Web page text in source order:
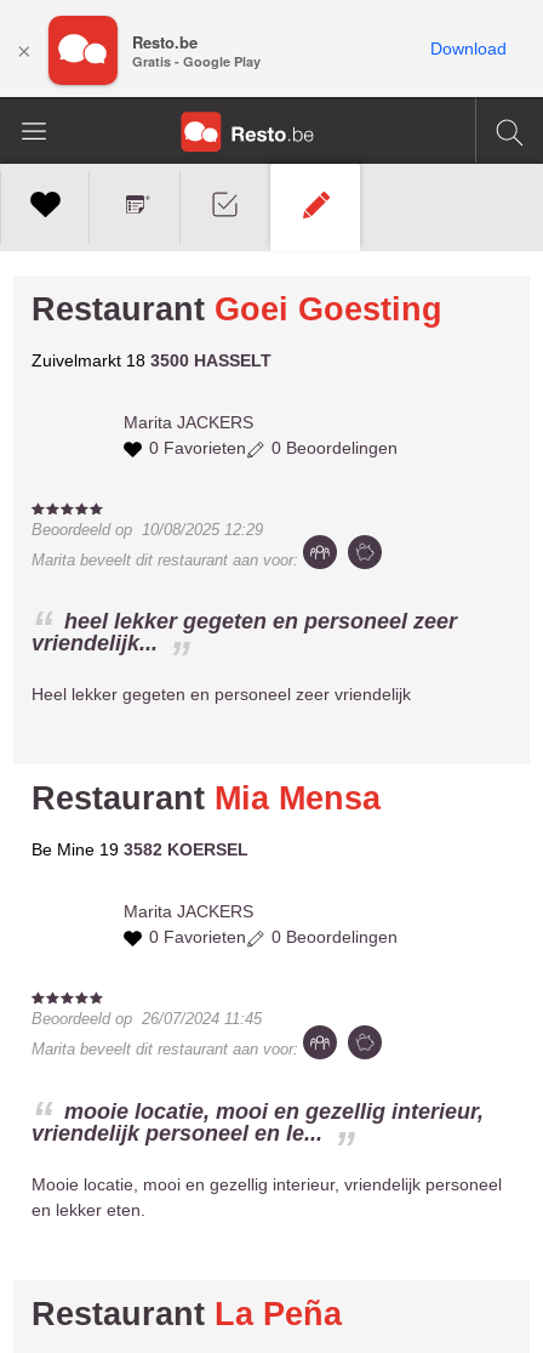
Restaurant Goei Goesting
Zuivelmarkt 183500 HASSELT
Marita JACKERS
0 Favorieten
0 Beoordelingen
Beoordeeld op10/08/2025 12:29
Marita beveelt dit restaurant aan voor:
heel lekker gegeten en personeel zeer
vriendelijk...
Heel lekker gegeten en personeel zeer vriendelijk
Restaurant Mia Mensa
Be Mine 193582 KOERSEL
Marita JACKERS
0 Favorieten
0 Beoordelingen
Beoordeeld op26/07/2024 11:45
Marita beveelt dit restaurant aan voor:
mooie locatie, mooi en gezellig interieur,
vriendelijk personeel en le...
Mooie locatie, mooi en gezellig interieur, vriendelijk personeel
en lekker eten.
Restaurant La Peña
× Resto.be
Gratis - Google Play
Download